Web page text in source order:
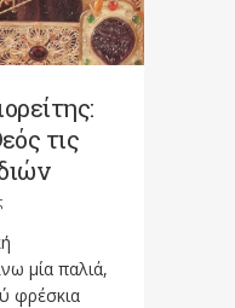
τις
μία παλιά,
φρέσκια